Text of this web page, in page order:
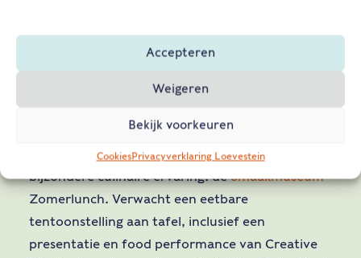
Accepteren
Weigeren
Bekijk voorkeuren
CookiesPrivacyverklaring Loevestein
Proeven van vergeten smaken tijdens
Smaakmuseum Zomerlunch
Op 13 september slaan Slot Loevestein en
Creative Chef Studio de handen ineen voor een
bijzondere culinaire ervaring: deSmaakmuseum
Zomerlunch. Verwacht een eetbare
tentoonstelling aan tafel, inclusief een
presentatie en food performance van Creative